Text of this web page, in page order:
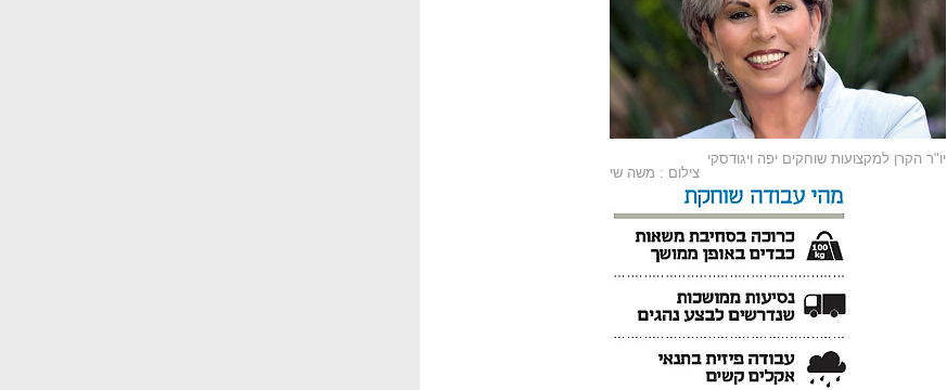
יו"ר הקרן למקצועות שוחקים יפה ויגודסקי
צילום : משה שי